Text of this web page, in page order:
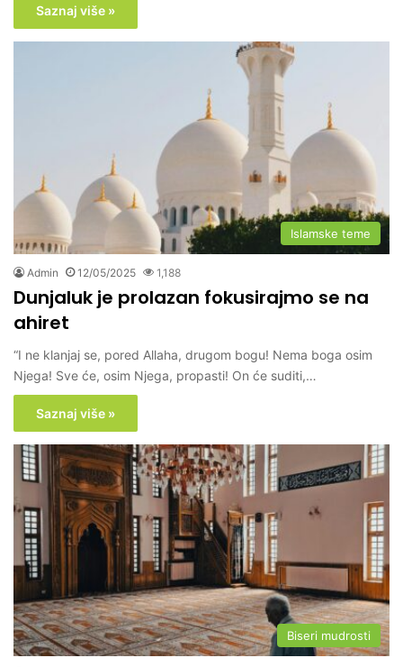
Saznaj više »
Islamske teme
Admin 12/05/2025 1,188
Dunjaluk je prolazan fokusirajmo se na
ahiret
“I ne klanjaj se, pored Allaha, drugom bogu! Nema boga osim
Njega! Sve će, osim Njega, propasti! On će suditi,…
Saznaj više »
Biseri mudrosti